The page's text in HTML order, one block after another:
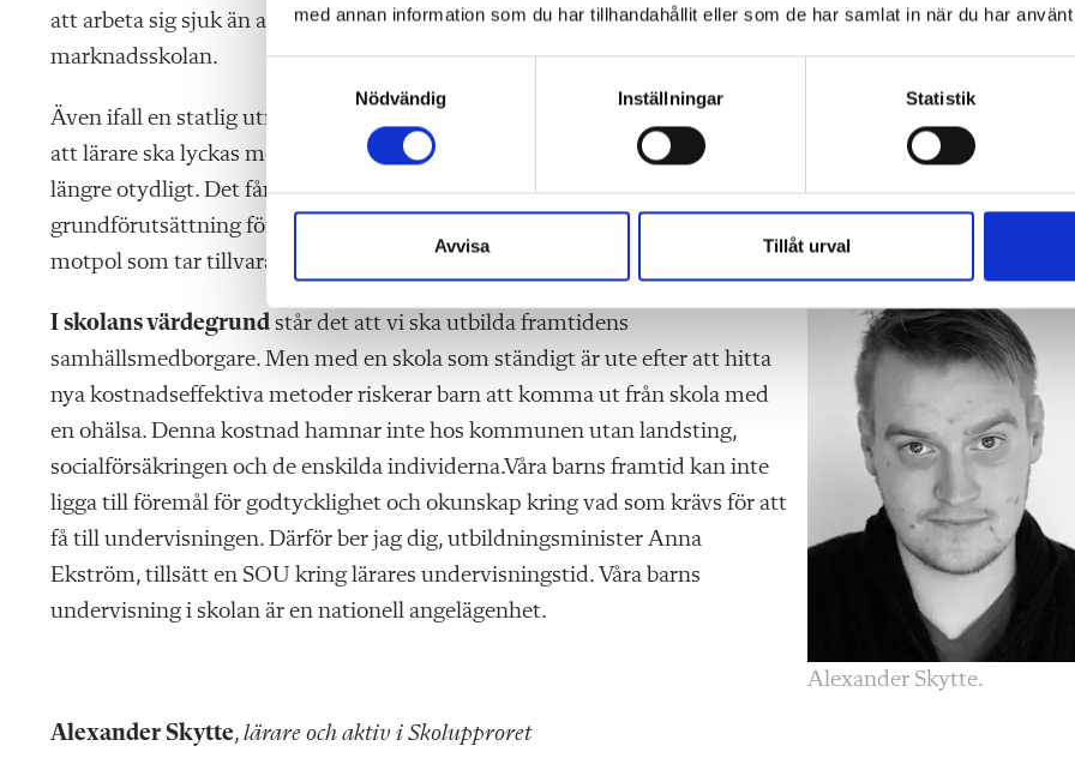
med annan information som du har tillhandahållit eller som de har samlat in när du har
m
t
y
e
s
v
a
l
Nödvändig Inställningar Statistik
Avvisa Tillåt urval
att arbeta sig sjuk än att sänka nivån. Det här är en grundbult i problemet kring den svenska
marknadsskolan.
Även ifall en statlig utredning skulle slå fast att det inte går att sätta en konkret linje kring vad som krävs
att lärare ska lyckas med sitt uppdrag skulle en sådan fortfarande ge en bild svart på vitt. Då blir det inte
längre otydligt. Det får inte vara så att undervisningen i svensk skola vilar på oklara grunder. Det är en
grundförutsättning för både huvudmän och lärare att veta vad som förväntas av uppdraget. Det behövs
motpol som tar tillvara på barns rätt till sin utbildning.
Alexander Skytte.
I skolans värdegrund står det att vi ska utbilda framtidens
samhällsmedborgare. Men med en skola som ständigt är ute efter att hitta
nya kostnadseffektiva metoder riskerar barn att komma ut från skola med
en ohälsa. Denna kostnad hamnar inte hos kommunen utan landsting,
socialförsäkringen och de enskilda individerna.Våra barns framtid kan inte
ligga till föremål för godtycklighet och okunskap kring vad som krävs för att
få till undervisningen. Därför ber jag dig, utbildningsminister Anna
Ekström, tillsätt en SOU kring lärares undervisningstid. Våra barns
undervisning i skolan är en nationell angelägenhet.
Alexander Skytte, lärare och aktiv i Skolupproret